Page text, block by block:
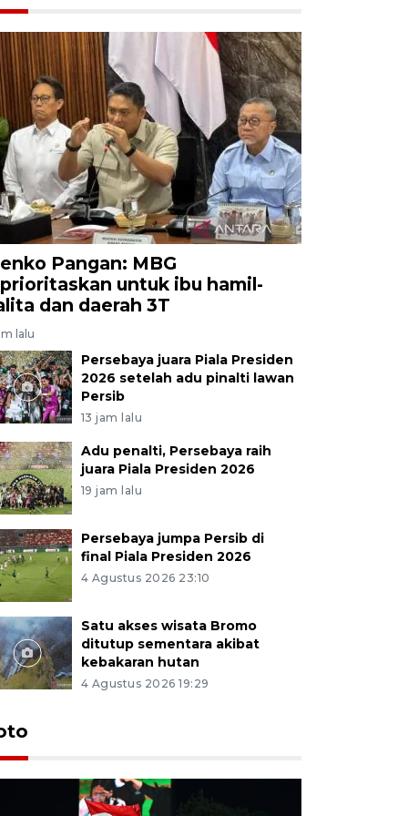
Pangan: MBG
untuk ibu hamil-
dan daerah 3T
lalu
Persebaya juara Piala Presiden
2026 setelah adu pinalti lawan
Persib
13 jam lalu
Adu penalti, Persebaya raih
juara Piala Presiden 2026
19 jam lalu
Persebaya jumpa Persib di
final Piala Presiden 2026
4 Agustus 2026 23:10
Satu akses wisata Bromo
ditutup sementara akibat
kebakaran hutan
4 Agustus 2026 19:29